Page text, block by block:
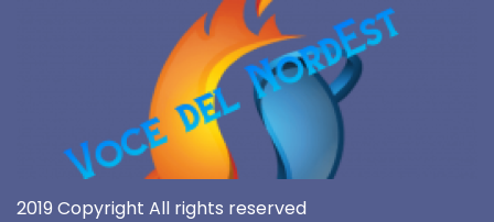
2019 Copyright All rights reserved